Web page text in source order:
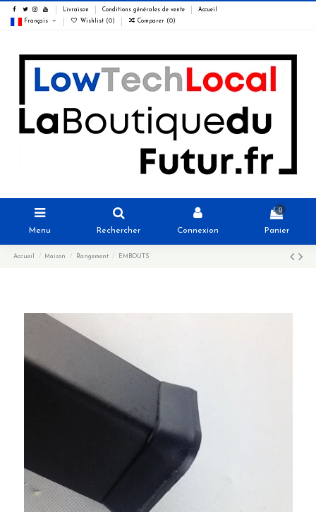
Livraison Conditions générales de vente Accueil
Français Wishlist (0) Comparer (0)
Menu Rechercher Connexion
0
Panier
Accueil Maison Rangement EMBOUTS